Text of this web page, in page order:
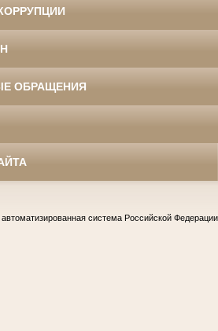
ОБРАЩЕНИЯ
автоматизированная система Российской